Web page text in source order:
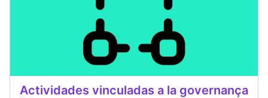
Actividades vinculadas a la governança